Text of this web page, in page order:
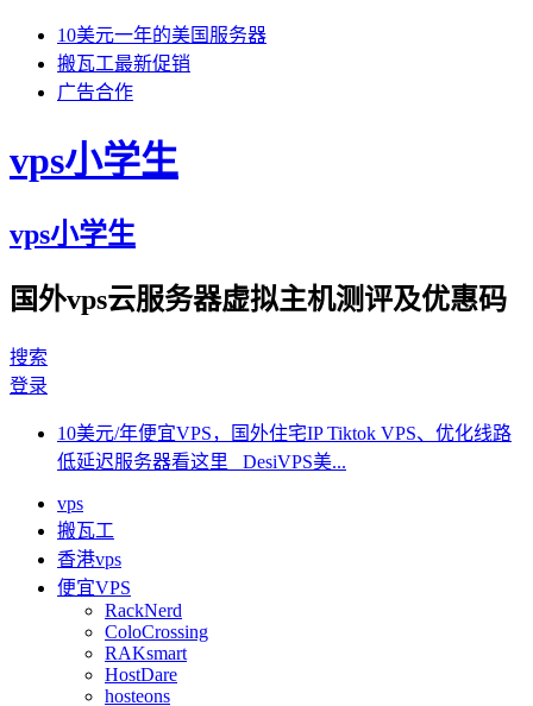
10美元一年的美国服务器
搬瓦工最新促销
广告合作
vps小学生
vps小学生
国外vps云服务器虚拟主机测评及优惠码
搜索
登录
10美元/年便宜VPS，国外住宅IP Tiktok VPS、优化线路
低延迟服务器看这里 DesiVPS美...
vps
搬瓦工
香港vps
便宜VPS
RackNerd
ColoCrossing
RAKsmart
HostDare
hosteons